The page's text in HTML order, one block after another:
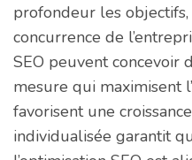
profondeur les
concurrence de
SEO peuvent concevoir
mesure qui maximisent
favorisent une
individualisée garantit